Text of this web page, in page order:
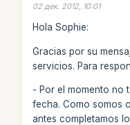
02 дек. 2012, 10:01
Hola Sophie:
Gracias por su
servicios. Para
- Por el momento no
fecha. Como somos
antes completamos